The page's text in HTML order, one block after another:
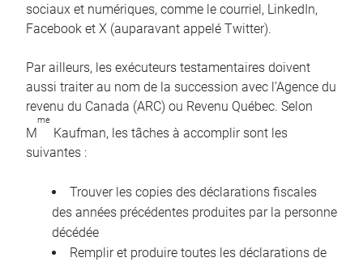
sociaux et numériques, comme le courriel, LinkedIn,
Facebook et X (auparavant appelé Twitter).
Par ailleurs, les exécuteurs testamentaires doivent
aussi traiter au nom de la succession avec l’Agence du
revenu du Canada (ARC) ou Revenu Québec. Selon
M
me
Kaufman, les tâches à accomplir sont les
suivantes :
Trouver les copies des déclarations fiscales
des années précédentes produites par la personne
décédée
Remplir et produire toutes les déclarations de